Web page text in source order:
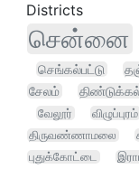
Districts
சென்னை
செங்கல்பட்டு
சேலம்
வேலூர்
விழுப்புரம்
திருவண்ணாமலை
புதுக்கோட்டை